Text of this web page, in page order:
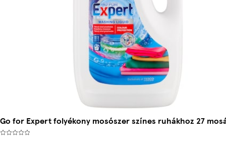
Go for Expert folyékony mosószer színes ruhákhoz 27